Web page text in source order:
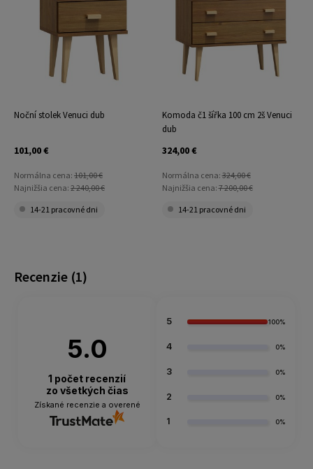
Recenzie (1)
5.0
1 počet recenzií
zo všetkých čias
Získané recenzie a overené
5 100%
4 0%
3 0%
2 0%
1 0%
Noční stolek Venuci dub
101,00 €
Normálna cena: 101,00 €
Najnižšia cena: 2 240,00 €
14-21 pracovné dni
Komoda č1 šířka 100 cm 2š Venuci
dub
324,00 €
Normálna cena:324,00 €
Najnižšia cena:7 200,00 €
14-21 pracovné dni